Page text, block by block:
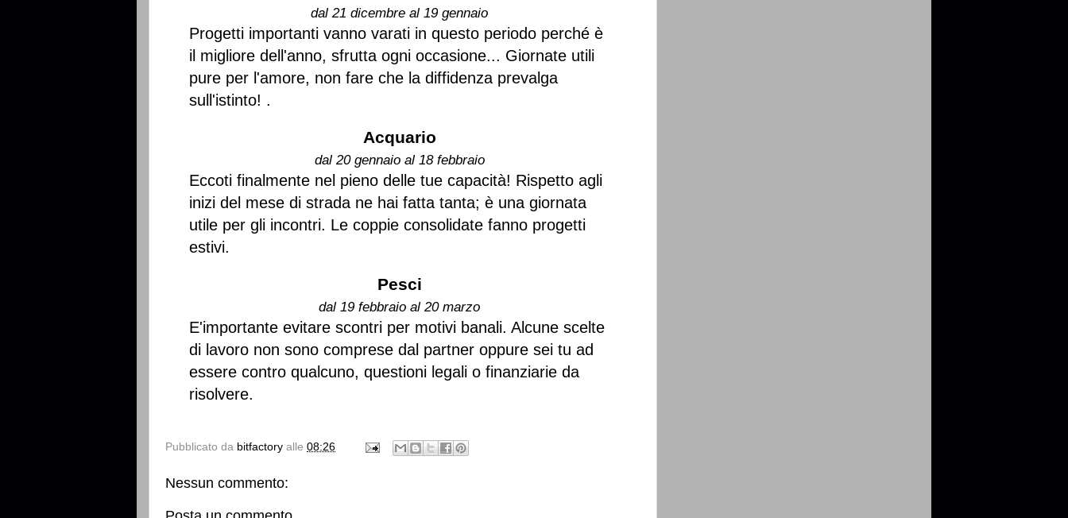
dal 21 dicembre al 19 gennaio
Progetti importanti vanno varati in questo periodo perché è
il migliore dell'anno, sfrutta ogni occasione... Giornate utili
pure per l'amore, non fare che la diffidenza prevalga
sull'istinto! .
Acquario
dal 20 gennaio al 18 febbraio
Eccoti finalmente nel pieno delle tue capacità! Rispetto agli
inizi del mese di strada ne hai fatta tanta; è una giornata
utile per gli incontri. Le coppie consolidate fanno progetti
estivi.
Pesci
dal 19 febbraio al 20 marzo
E'importante evitare scontri per motivi banali. Alcune scelte
di lavoro non sono comprese dal partner oppure sei tu ad
essere contro qualcuno, questioni legali o finanziarie da
risolvere.
Pubblicato da bitfactory alle 08:26
Nessun commento: